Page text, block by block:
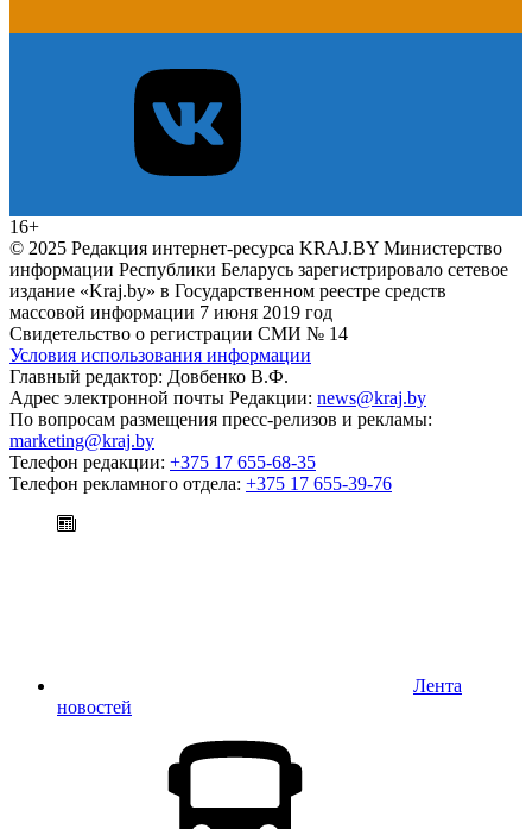
16+
© 2025 Редакция интернет-ресурса KRAJ.BY Министерство
информации Республики Беларусь зарегистрировало сетевое
издание «Kraj.by» в Государственном реестре средств
массовой информации 7 июня 2019 год
Свидетельство о регистрации СМИ № 14
Условия использования информации
Главный редактор: Довбенко В.Ф.
Адрес электронной почты Редакции: news@kraj.by
По вопросам размещения пресс-релизов и рекламы:
marketing@kraj.by
Телефон редакции: +375 17 655-68-35
Телефон рекламного отдела: +375 17 655-39-76
Лента
новостей